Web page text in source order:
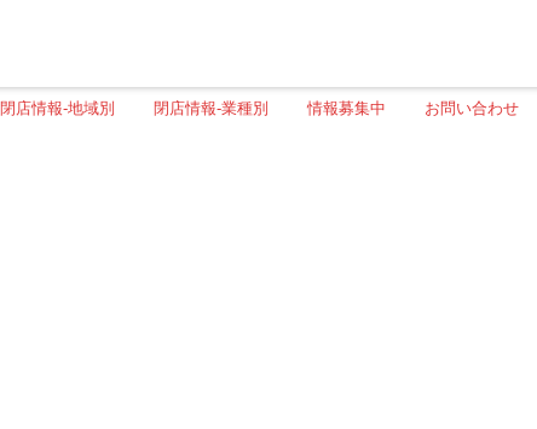
閉店情報-地域別 閉店情報-業種別 情報募集中 お問い合わせ